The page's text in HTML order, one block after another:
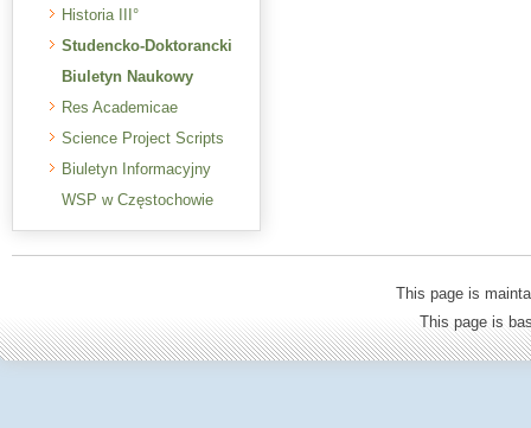
Historia III°
Studencko-Doktorancki
Biuletyn Naukowy
Res Academicae
Science Project Scripts
Biuletyn Informacyjny
WSP w Częstochowie
This page is
This page is